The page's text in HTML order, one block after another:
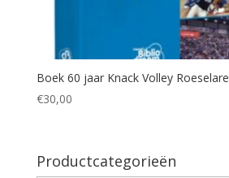
Boek 60 jaar Knack Volley Roeselare
€30,00
Productcategorieën